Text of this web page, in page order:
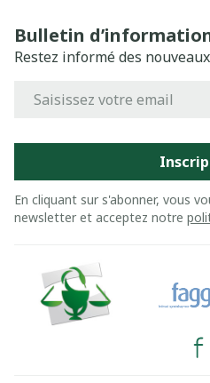
Bulletin
Restez informé des
En cliquant sur s'abonner, vous
newsletter et acceptez notre